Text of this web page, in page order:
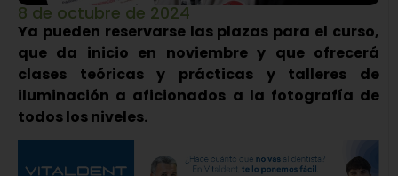
8 de octubre de 2024
Ya pueden reservarse las plazas para el curso,
que da inicio en noviembre y que ofrecerá
clases teóricas y prácticas y talleres de
iluminación a aficionados a la fotografía de
todos los niveles.